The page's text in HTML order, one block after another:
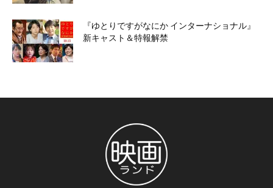
『ゆとりですがなにか インターナショナル』
新キャスト＆特報解禁